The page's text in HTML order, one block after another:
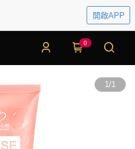
開啟APP
0
1/1